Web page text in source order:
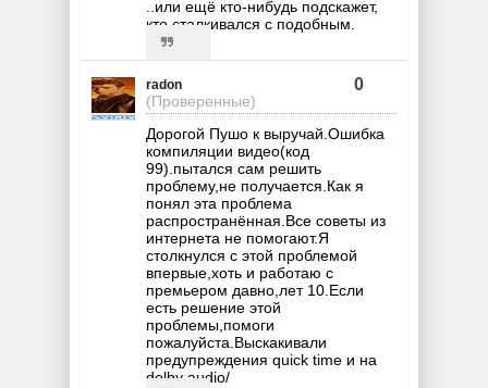
..или ещё кто-нибудь подскажет,
кто сталкивался с подобным.
radon
(Проверенные)
0
Дорогой Пушо к выручай.Ошибка
компиляции видео(код
99).пытался сам решить
проблему,не получается.Как я
понял эта проблема
распространённая.Все советы из
интернета не помогают.Я
столкнулся с этой проблемой
впервые,хоть и работаю с
премьером давно,лет 10.Если
есть решение этой
проблемы,помоги
пожалуйста.Выскакивали
предупреждения quick time и на
dolby audio/